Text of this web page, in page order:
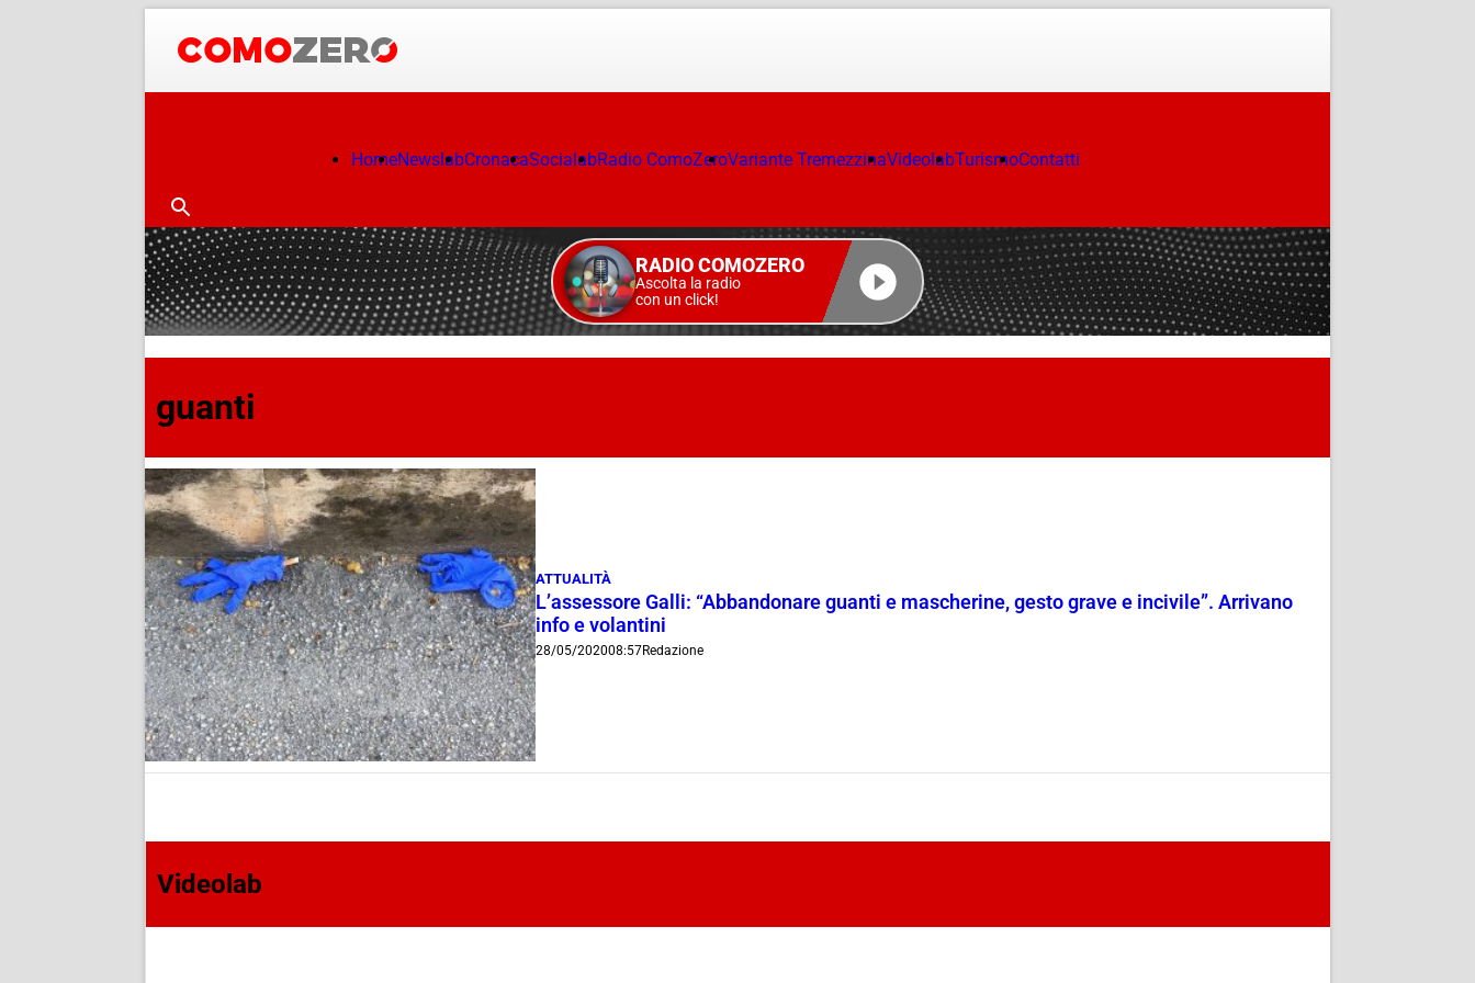
HomeNewslabCronacaSocialabRadio ComoZeroVariante TremezzinaVideolabTurismoContatti
RADIO COMOZERO
Ascolta la radio
con un click!
guanti
ATTUALITÀ
L’assessore Galli: “Abbandonare guanti e mascherine, gesto grave e incivile”. Arrivano
info e volantini
28/05/202008:57Redazione
Videolab